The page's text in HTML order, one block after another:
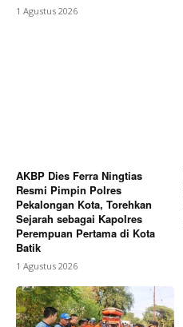
1 Agustus 2026
AKBP Dies Ferra Ningtias
Resmi Pimpin Polres
Pekalongan Kota, Torehkan
Sejarah sebagai Kapolres
Perempuan Pertama di Kota
Batik
1 Agustus 2026